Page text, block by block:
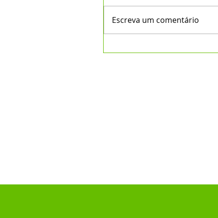
Escreva um comentário